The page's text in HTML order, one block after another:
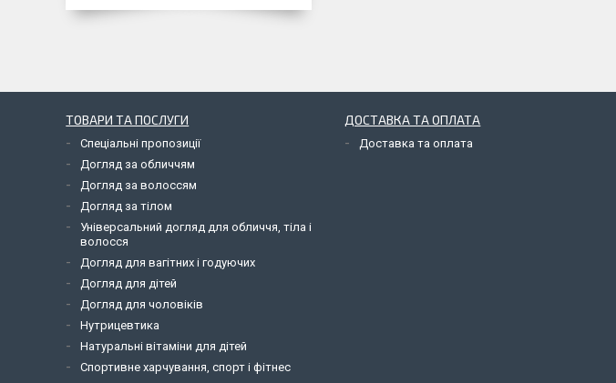
ТОВАРИ ТА ПОСЛУГИ
Спеціальні пропозиції
Догляд за обличчям
Догляд за волоссям
Догляд за тілом
Універсальний догляд для обличчя, тіла і
волосся
Догляд для вагітних і годуючих
Догляд для дітей
Догляд для чоловіків
Нутрицевтика
Натуральні вітаміни для дітей
Спортивне харчування, спорт і фітнес
ДОСТАВКА ТА ОПЛАТА
Доставка та оплата